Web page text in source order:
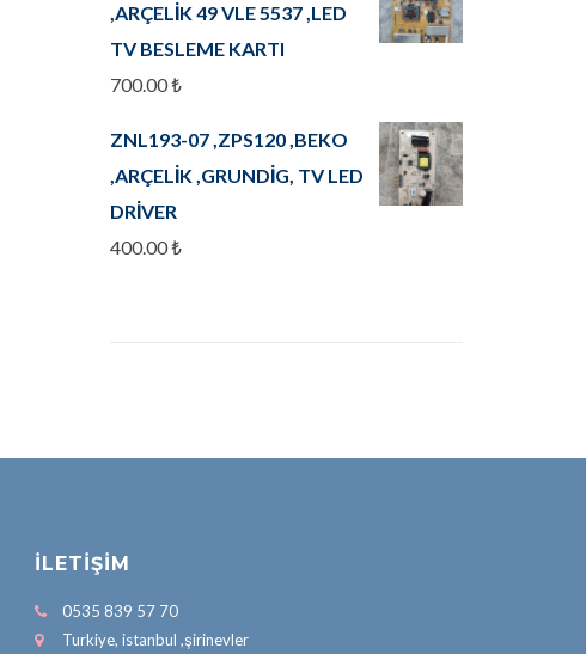
,ARÇELİK 49 VLE 5537 ,LED
TV BESLEME KARTI
700.00₺
ZNL193-07 ,ZPS120 ,BEKO
,ARÇELİK ,GRUNDİG, TV LED
DRİVER
400.00₺
İLETIŞIM
0535 839 57 70
Turkiye, istanbul ,şirinevler